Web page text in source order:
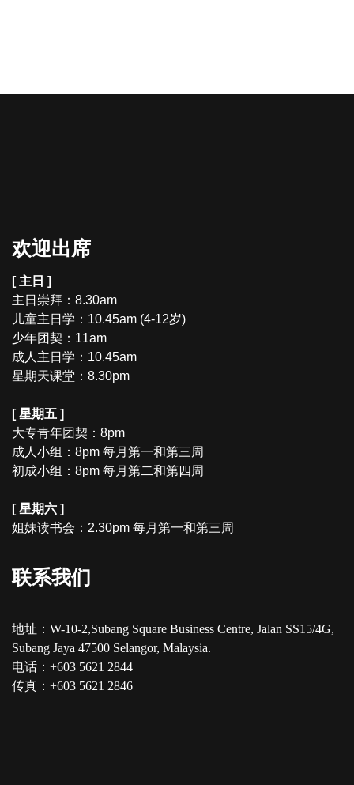
欢迎出席
[ 主日 ]
主日崇拜：8.30am
儿童主日学：10.45am (4-12岁)
少年团契：11am
成人主日学：10.45am
星期天课堂：8.30pm
[ 星期五 ]
大专青年团契：8pm
成人小组：8pm 每月第一和第三周
初成小组：8pm 每月第二和第四周
[ 星期六 ]
姐妹读书会：2.30pm 每月第一和第三周
联系我们
地址：W-10-2,Subang Square Business Centre, Jalan SS15/4G,
Subang Jaya 47500 Selangor, Malaysia.
电话：+603 5621 2844
传真：+603 5621 2846